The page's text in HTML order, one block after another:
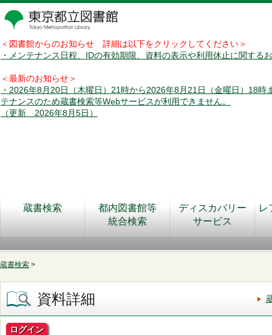
＜図書館からのお知らせ 詳細は以下をクリックしてください＞
・メンテナンス日程、IDの有効期限、資料の表示や利用休止に関する
＜最新のお知らせ＞
・2026年8月20日（木曜日）21時から2026年8月21日（金曜日）18時
テナンスのため蔵書検索等Webサービスが利用できません。
（更新 2026年8月5日）
蔵書検索
都内図書館等
統合検索
ディスカバリー
サービス
レ
蔵書検索 >
資料詳細
ログイン